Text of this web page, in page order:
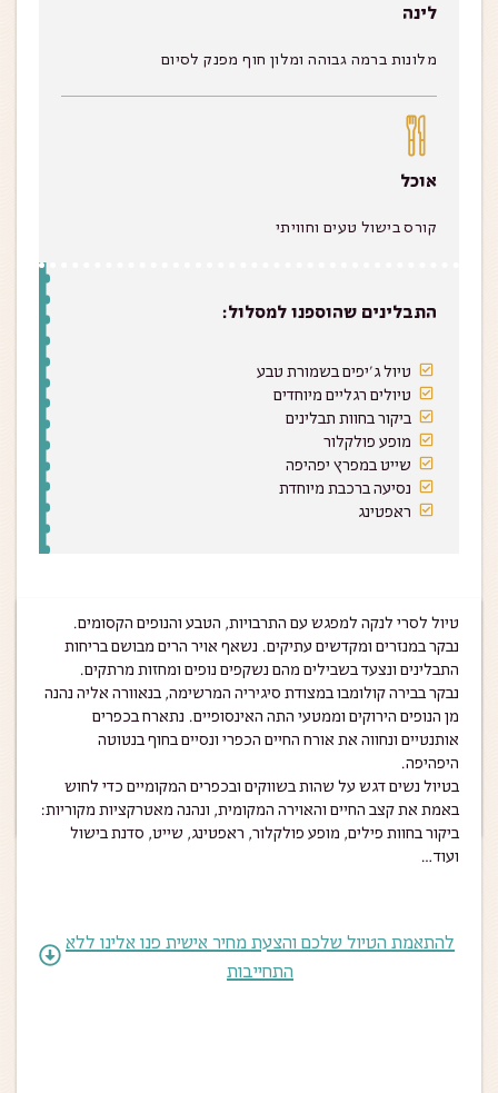
לינה
מלונות ברמה גבוהה ומלון חוף מפנק לסיום
אוכל
קורס בישול טעים וחוויתי
התבלינים שהוספנו למסלול:
טיול ג'יפים בשמורת טבע
טיולים רגליים מיוחדים
ביקור בחוות תבלינים
מופע פולקלור
שייט במפרץ יפהיפה
נסיעה ברכבת מיוחדת
ראפטינג
טיול לסרי לנקה למפגש עם התרבויות, הטבע והנופים הקסומים.
נבקר במנזרים ומקדשים עתיקים. נשאף אויר הרים מבושם בריחות
התבלינים ונצעד בשבילים מהם נשקפים נופים ומחזות מרתקים.
נבקר בבירה קולומבו במצודת סיגיריה המרשימה, בנאוורה אליה נהנה
מן הנופים הירוקים וממטעי התה האינסופיים. נתארח בכפרים
אותנטיים ונחווה את אורח החיים הכפרי ונסיים בחוף בנטוטה
היפהיפה.
בטיול נשים דגש על שהות בשווקים ובכפרים המקומיים כדי לחוש
באמת את קצב החיים והאוירה המקומית, ונהנה מאטרקציות מקוריות:
ביקור בחוות פילים, מופע פולקלור, ראפטינג, שייט, סדנת בישול
ועוד…
להתאמת הטיול שלכם והצעת מחיר אישית פנו אלינו ללא
התחייבות